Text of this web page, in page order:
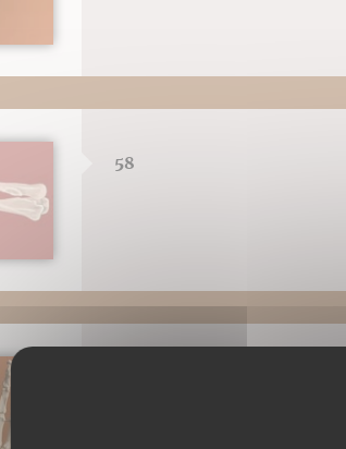
58